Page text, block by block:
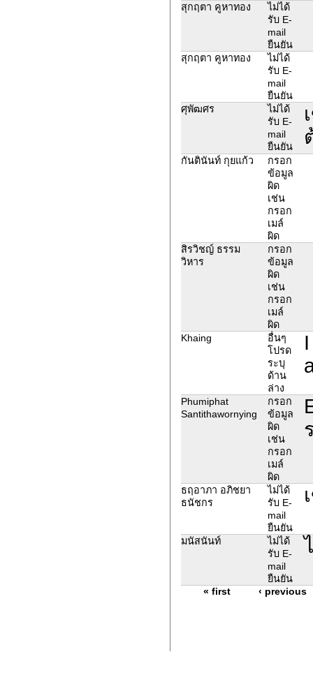
สุกฤตา คูหาทอง
ไม่ได้
รับ E-
mail
ยืนยัน
สุกฤตา คูหาทอง
ไม่ได้
รับ E-
mail
ยืนยัน
ศุพัฒศร
ไม่ได้
รับ E-
mail
ยืนยัน
กันตินันท์ กุยแก้ว
กรอก
ข้อมูล
ผิด
เช่น
กรอก
เมล์
ผิด
สิรวิชญ์ ธรรม
วิหาร
กรอก
ข้อมูล
ผิด
เช่น
กรอก
เมล์
ผิด
Khaing
อื่นๆ
โปรด
ระบุ
ด้าน
ล่าง
Phumiphat
Santithawornying
กรอก
ข้อมูล
ผิด
เช่น
กรอก
เมล์
ผิด
ธฤอาภา อภิชยา
ธนัชกร
ไม่ได้
รับ E-
mail
ยืนยัน
มนัสนันท์
ไม่ได้
รับ E-
mail
ยืนยัน
« first ‹ previous